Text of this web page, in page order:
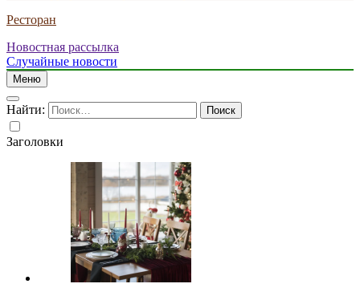
Ресторан
Новостная рассылка
Случайные новости
Меню
Найти:
Заголовки